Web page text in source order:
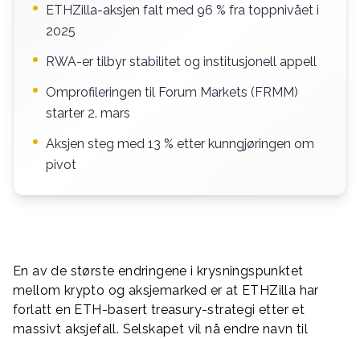
ETHZilla-aksjen falt med 96 % fra toppnivået i
2025
RWA-er tilbyr stabilitet og institusjonell appell
Omprofileringen til Forum Markets (FRMM)
starter 2. mars
Aksjen steg med 13 % etter kunngjøringen om
pivot
En av de største endringene i krysningspunktet
mellom krypto og aksjemarked er at ETHZilla har
forlatt en ETH-basert treasury-strategi etter et
massivt aksjefall. Selskapet vil nå endre navn til